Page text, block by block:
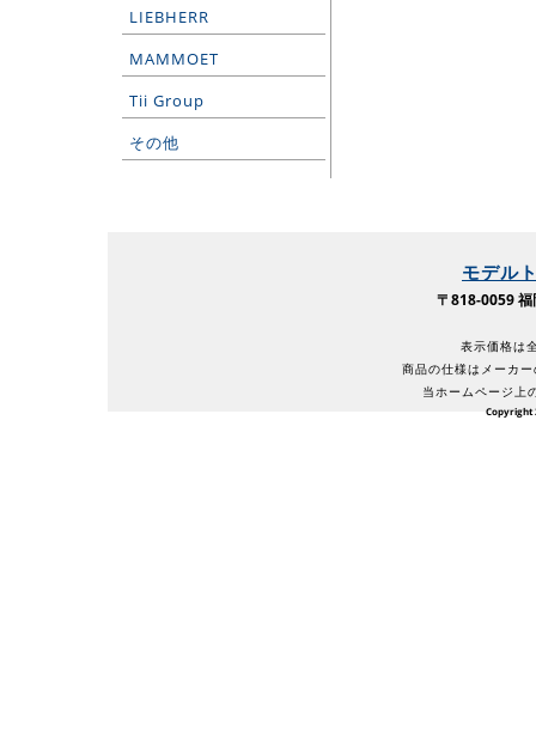
LIEBHERR
MAMMOET
Tii Group
その他
モデル
〒818-0059
表示価格は
商品の仕様はメーカ
当ホームページ上
Copyright